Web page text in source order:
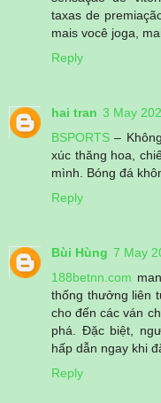
taxas de
mais você joga,
Reply
hai tran 3 May
BSPORTS –
xúc thăng hoa,
mình. Bóng đá
Reply
Bùi Hùng 7 May
188betnn.com
thống thưởng liên
cho đến các ván
phá. Đặc biệt,
hấp dẫn ngay khi
Reply